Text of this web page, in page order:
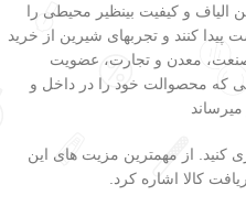
در کنار تنوع محصولات، ضمانت ۲۴ ماهه، استفاده از بهترین الیاف و کیفیت بینظیر محیطی را
کنند و تجربهای شیرین از خرید
صنعت، معدن و تجارت، عضویت
که محصوالت خود را در داخل و
کنید. از مهمترین مزیت های این